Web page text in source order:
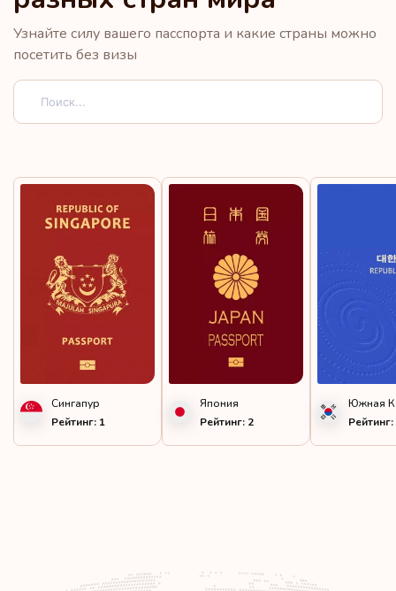
Узнайте силу вашего пасспорта и какие страны можно
посетить без визы
Сингапур
Рейтинг: 1
Япония
Рейтинг: 2
Южная
Рейтинг: